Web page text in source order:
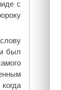
с
был